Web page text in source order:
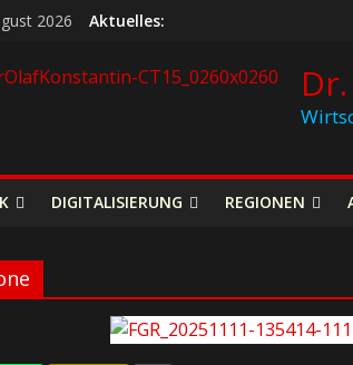
2026 Aktuelles:
DIGITALISIERUNG REGIONEN